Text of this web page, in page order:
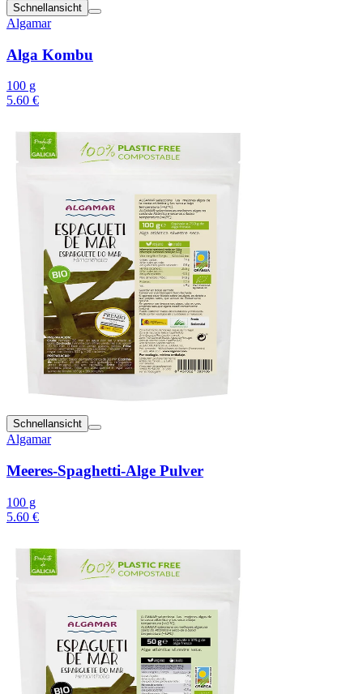
Schnellansicht
Algamar
Alga Kombu
100 g
5.60 €
Schnellansicht
Algamar
Meeres-Spaghetti-Alge Pulver
100 g
5.60 €